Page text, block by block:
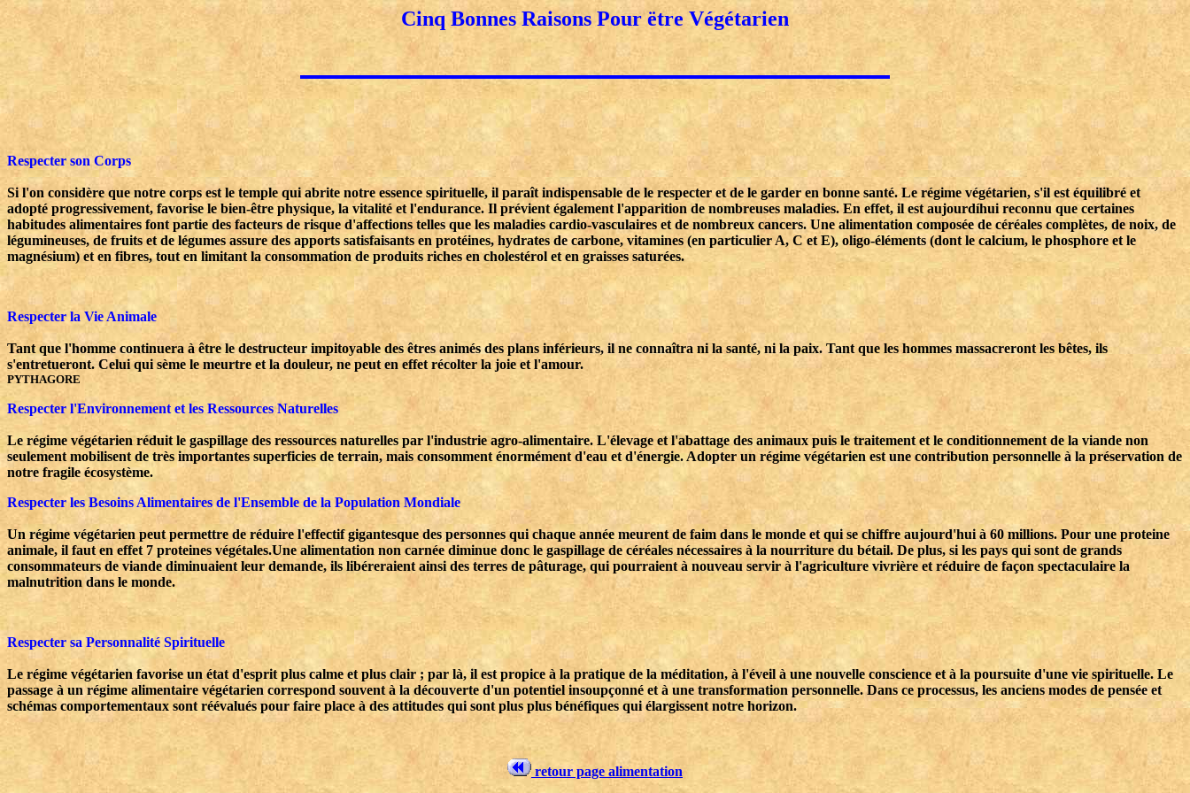
Cinq Bonnes Raisons Pour ëtre Végétarien
Respecter son Corps
Si l'on considère que notre corps est le temple qui abrite notre essence spirituelle, il paraît indispensable de le respecter et de le garder en bonne santé. Le régime végétarien, s'il est équilibré et
adopté progressivement, favorise le bien-être physique, la vitalité et l'endurance. Il prévient également l'apparition de nombreuses maladies. En effet, il est aujourdíhui reconnu que certaines
habitudes alimentaires font partie des facteurs de risque d'affections telles que les maladies cardio-vasculaires et de nombreux cancers. Une alimentation composée de céréales complètes, de noix, de
légumineuses, de fruits et de légumes assure des apports satisfaisants en protéines, hydrates de carbone, vitamines (en particulier A, C et E), oligo-éléments (dont le calcium, le phosphore et le
magnésium) et en fibres, tout en limitant la consommation de produits riches en cholestérol et en graisses saturées.
Respecter la Vie Animale
Tant que l'homme continuera à être le destructeur impitoyable des êtres animés des plans inférieurs, il ne connaîtra ni la santé, ni la paix. Tant que les hommes massacreront les bêtes, ils
s'entretueront. Celui qui sème le meurtre et la douleur, ne peut en effet récolter la joie et l'amour.
PYTHAGORE
Respecter l'Environnement et les Ressources Naturelles
Le régime végétarien réduit le gaspillage des ressources naturelles par l'industrie agro-alimentaire. L'élevage et l'abattage des animaux puis le traitement et le conditionnement de la viande non
seulement mobilisent de très importantes superficies de terrain, mais consomment énormément d'eau et d'énergie. Adopter un régime végétarien est une contribution personnelle à la préservation de
notre fragile écosystème.
Respecter les Besoins Alimentaires de l'Ensemble de la Population Mondiale
Un régime végétarien peut permettre de réduire l'effectif gigantesque des personnes qui chaque année meurent de faim dans le monde et qui se chiffre aujourd'hui à 60 millions. Pour une proteine
animale, il faut en effet 7 proteines végétales.Une alimentation non carnée diminue donc le gaspillage de céréales nécessaires à la nourriture du bétail. De plus, si les pays qui sont de grands
consommateurs de viande diminuaient leur demande, ils libéreraient ainsi des terres de pâturage, qui pourraient à nouveau servir à l'agriculture vivrière et réduire de façon spectaculaire la
malnutrition dans le monde.
Respecter sa Personnalité Spirituelle
Le régime végétarien favorise un état d'esprit plus calme et plus clair ; par là, il est propice à la pratique de la méditation, à l'éveil à une nouvelle conscience et à la poursuite d'une vie spirituelle. Le
passage à un régime alimentaire végétarien correspond souvent à la découverte d'un potentiel insoupçonné et à une transformation personnelle. Dans ce processus, les anciens modes de pensée et
schémas comportementaux sont réévalués pour faire place à des attitudes qui sont plus plus bénéfiques qui élargissent notre horizon.
retour page alimentation